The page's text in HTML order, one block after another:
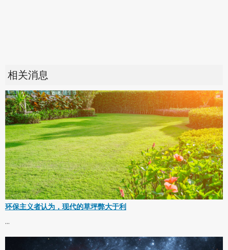
相关消息
环保主义者认为，现代的草坪弊大于利
...